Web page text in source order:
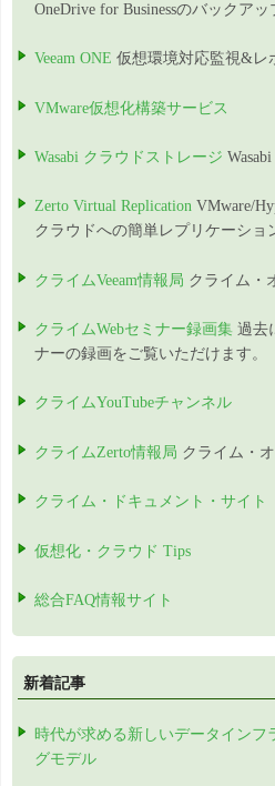
OneDrive for Businessのバックア
Veeam ONE 仮想環境対応監視&レ
VMware仮想化構築サービス
Wasabi クラウドストレージ
Zerto Virtual Replication VMware/
クラウドへの簡単レプリケーショ
クライムVeeam情報局 クライム・
クライムWebセミナー録画集 過去
ナーの録画をご覧いただけます。
クライムYouTubeチャンネル
クライムZerto情報局 クライム・
クライム・ドキュメント・サイト
仮想化・クラウド Tips
総合FAQ情報サイト
新着記事
時代が求める新しいデータイン
グモデル